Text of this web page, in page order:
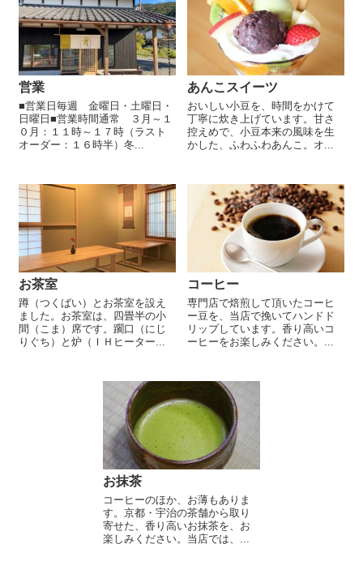
営業
■営業日毎週 金曜日・土曜日・
日曜日■営業時間通常 ３月～１
０月：１１時～１７時（ラスト
オーダー：１６時半）冬...
あんこスイーツ
おいしい小豆を、時間をかけて
丁寧に炊き上げています。甘さ
控えめで、小豆本来の風味を生
かした、ふわふわあんこ。オ...
お茶室
蹲（つくばい）とお茶室を設え
ました。お茶室は、四畳半の小
間（こま）席です。躙口（にじ
りぐち）と炉（ＩＨヒーター...
コーヒー
専門店で焙煎して頂いたコーヒ
ー豆を、当店で挽いてハンドド
リップしています。香り高いコ
ーヒーをお楽しみください。...
お抹茶
コーヒーのほか、お薄もありま
す。京都・宇治の茶舗から取り
寄せた、香り高いお抹茶を、お
楽しみください。当店では、...